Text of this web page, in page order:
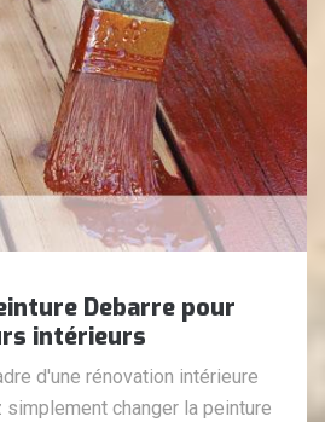
Debarre pour
intérieurs
d'une rénovation intérieure
changer la peinture